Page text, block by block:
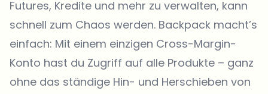
Futures, Kredite und mehr zu verwalten, kann
schnell zum Chaos werden. Backpack macht’s
einfach: Mit einem einzigen Cross-Margin-
Konto hast du Zugriff auf alle Produkte – ganz
ohne das ständige Hin- und Herschieben von